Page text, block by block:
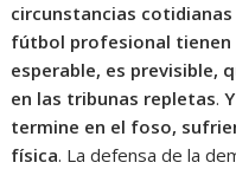
circunstancias
fútbol profesional tienen
esperable, es previsible,
en las tribunas repletas.
termine en el foso,
física. La defensa de la